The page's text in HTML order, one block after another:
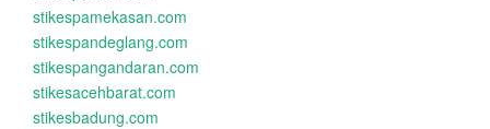
stikespamekasan.com
stikespandeglang.com
stikespangandaran.com
stikesacehbarat.com
stikesbadung.com